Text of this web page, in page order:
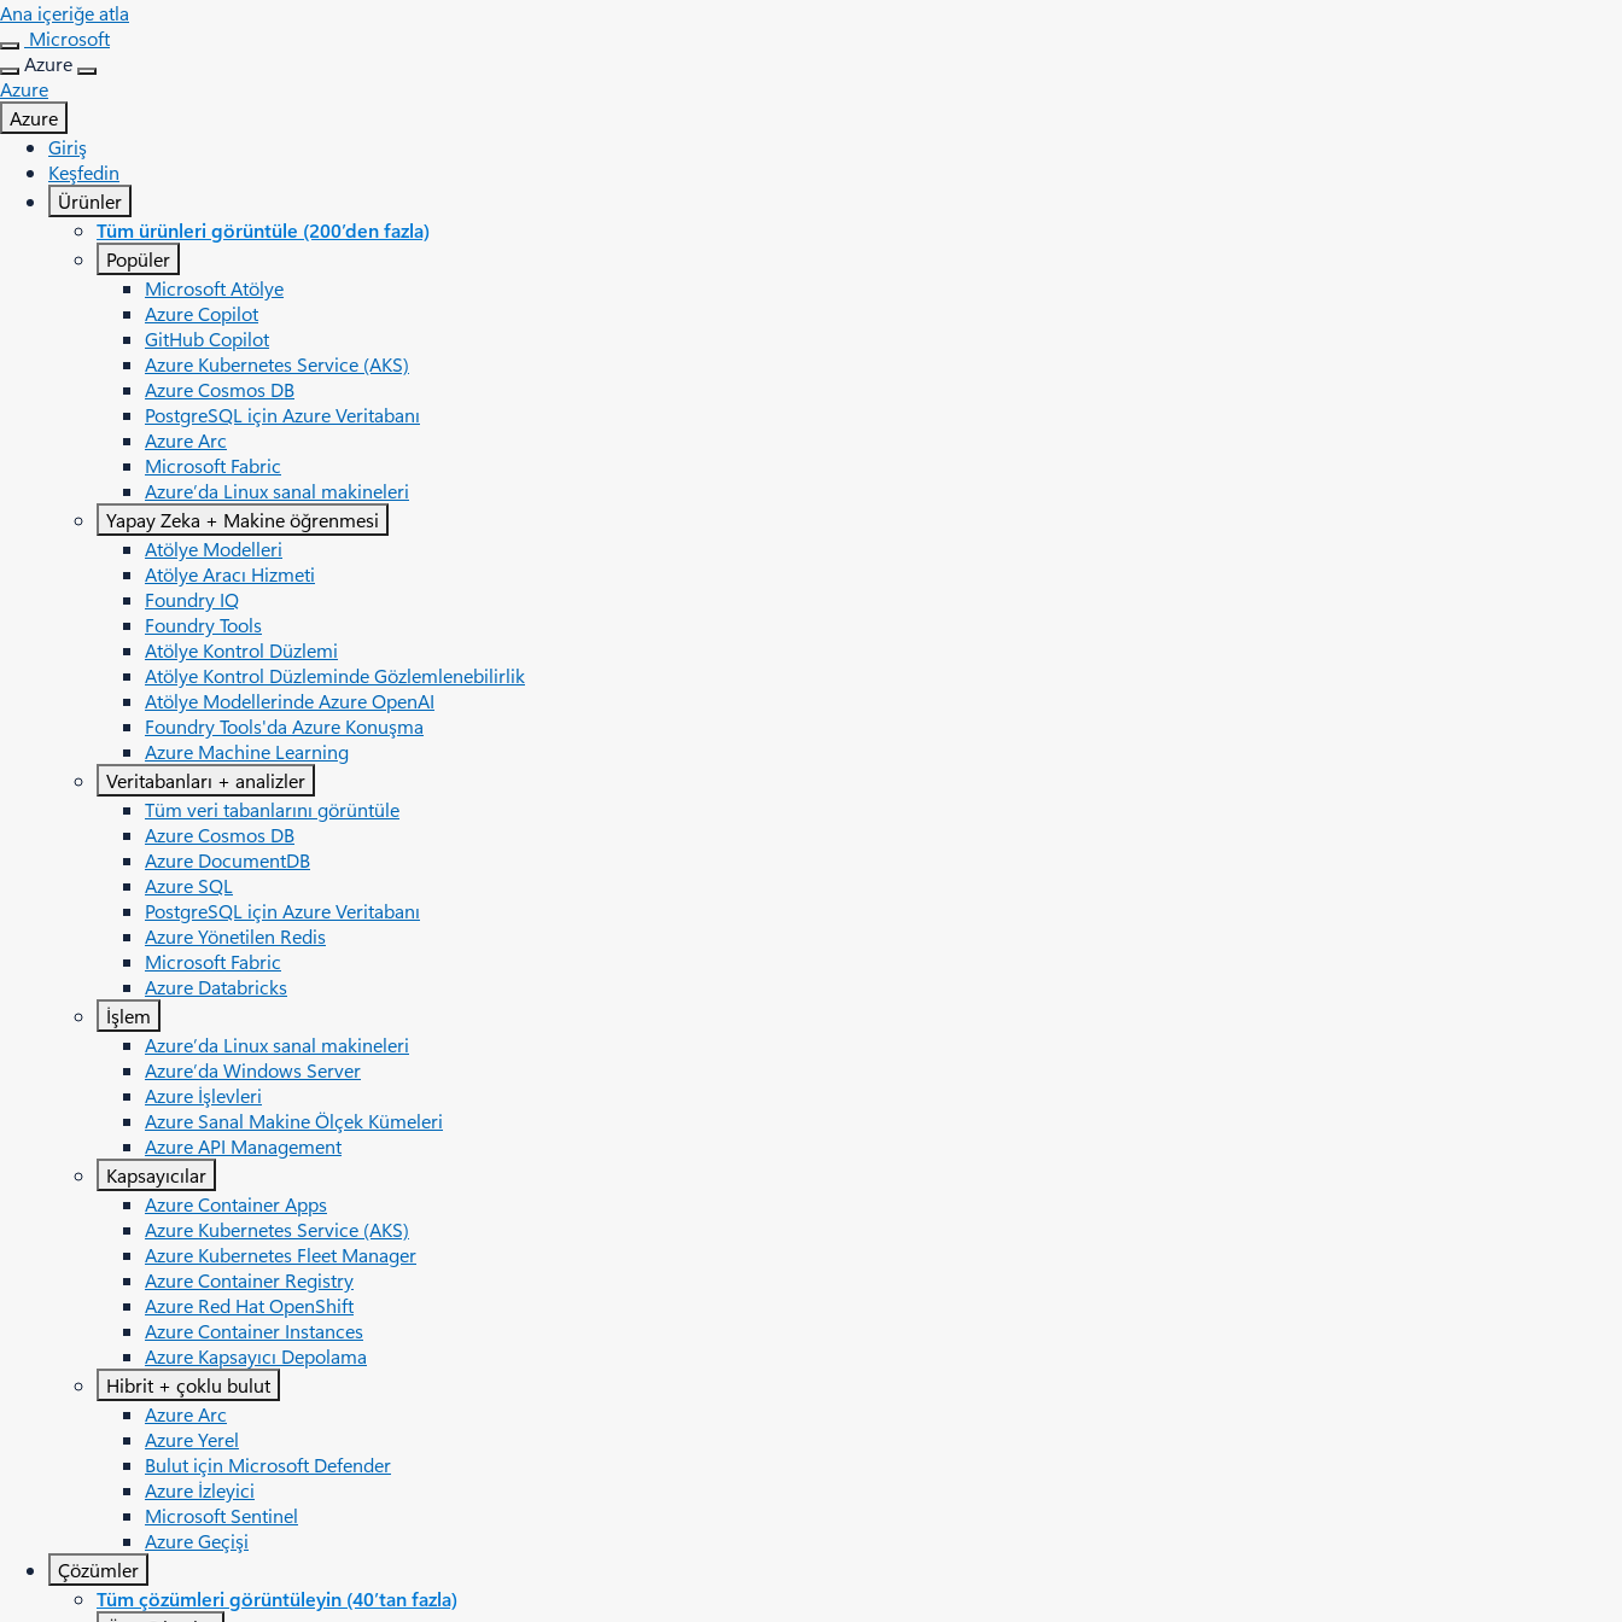
Ana içeriğe atla
Microsoft
Azure
Azure
Azure
Giriş
Keşfedin
Ürünler
Tüm ürünleri görüntüle (200’den fazla)
Popüler
Microsoft Atölye
Azure Copilot
GitHub Copilot
Azure Kubernetes Service (AKS)
Azure Cosmos DB
PostgreSQL için Azure Veritabanı
Azure Arc​
Microsoft Fabric
Azure’da Linux sanal makineleri
Yapay Zeka + Makine öğrenmesi
Atölye Modelleri
Atölye Aracı Hizmeti
Foundry IQ
Foundry Tools
Atölye Kontrol Düzlemi
Atölye Kontrol Düzleminde Gözlemlenebilirlik
Atölye Modellerinde Azure OpenAI
Foundry Tools'da Azure Konuşma
Azure Machine Learning
Veritabanları + analizler
Tüm veri tabanlarını görüntüle
Azure Cosmos DB
Azure DocumentDB
Azure SQL
PostgreSQL için Azure Veritabanı
Azure Yönetilen Redis
Microsoft Fabric
Azure Databricks
İşlem
Azure’da Linux sanal makineleri
Azure’da Windows Server
Azure İşlevleri
Azure Sanal Makine Ölçek Kümeleri
Azure API Management
Kapsayıcılar
Azure Container Apps
Azure Kubernetes Service (AKS)
Azure Kubernetes Fleet Manager
Azure Container Registry
Azure Red Hat OpenShift
Azure Container Instances
Azure Kapsayıcı Depolama
Hibrit + çoklu bulut
Azure Arc​
Azure Yerel
Bulut için Microsoft Defender
Azure İzleyici
Microsoft Sentinel
Azure Geçişi
Çözümler
Tüm çözümleri görüntüleyin (40’tan fazla)